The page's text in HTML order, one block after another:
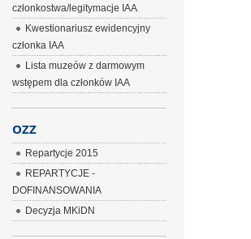
członkostwa/legitymacje IAA
Kwestionariusz ewidencyjny
członka IAA
Lista muzeów z darmowym
wstępem dla członków IAA
OZZ
Repartycje 2015
REPARTYCJE -
DOFINANSOWANIA
Decyzja MKiDN